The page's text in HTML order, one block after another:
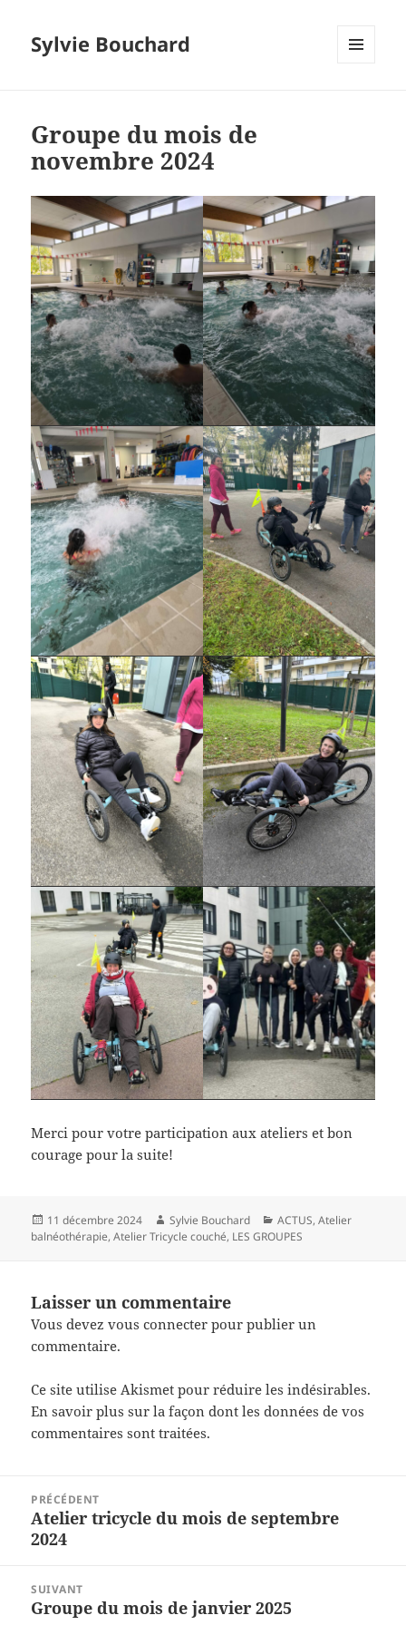
Sylvie Bouchard
Groupe du mois de
novembre 2024
Merci pour votre participation aux ateliers et bon
courage pour la suite!
Publié
le
11 décembre 2024 Auteur
Sylvie Bouchard Catégories
ACTUS,Atelier
balnéothérapie,Atelier Tricycle couché, LES GROUPES
Laisser un commentaire
Vous devezvous connecter pour publier un
commentaire.
Ce site utilise Akismet pour réduire les indésirables.
En savoir plus sur la façon dont les données de vos
commentaires sont traitées.
l’article
PRÉCÉDENT
Article
précédent :
Atelier tricycle du mois de septembre
2024
SUIVANT
Article
Groupe du mois de janvier 2025